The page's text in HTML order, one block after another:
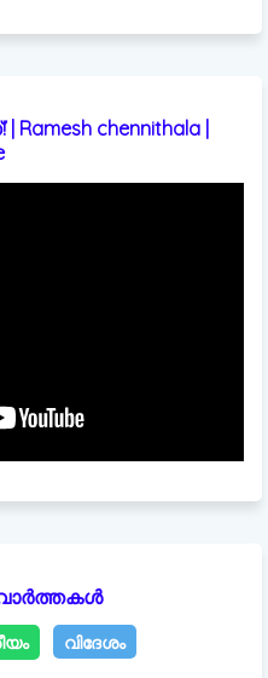
chennithala |
വിദേശം